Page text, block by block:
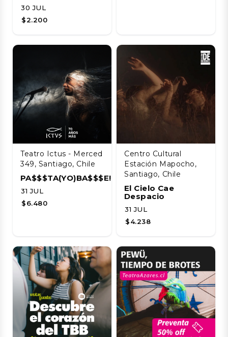
30 JUL
$2.200
Teatro Ictus - Merced
349, Santiago, Chile
PA$$$TA(YO)BA$$$E!!!!
31 JUL
$6.480
Centro Cultural
Estación Mapocho,
Santiago, Chile
El Cielo Cae
Despacio
31 JUL
$4.238